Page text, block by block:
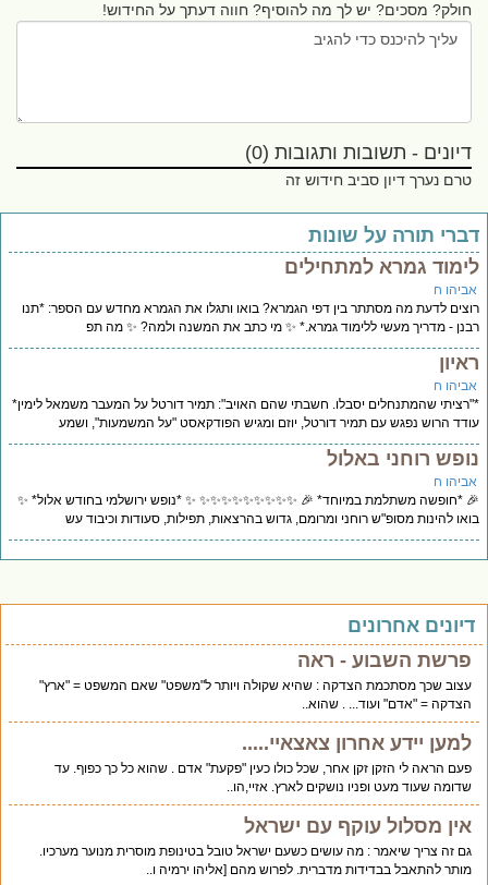
חולק? מסכים? יש לך מה להוסיף? חווה דעתך על החידוש!
דיונים - תשובות ותגובות (0)
טרם נערך דיון סביב חידוש זה
תורה על שונות
גמרא למתחילים
ח
לדעת מה מסתתר בין דפי הגמרא? בואו ותגלו את הגמרא מחדש עם הספר: *תנו
- מדריך מעשי ללימוד גמרא.* ✨ מי כתב את המשנה ולמה? ✨ מה תפ
ח
שהמתנחלים יסבלו. חשבתי שהם האויב": תמיר דורטל על המעבר משמאל לימין*
הרוש נפגש עם תמיר דורטל, יוזם ומגיש הפודקאסט "על המשמעות", ושמע
רוחני באלול
ח
*חופשה משתלמת במיוחד* 🎉 ✨✨✨✨✨✨✨✨✨ ✨ *נופש ירושלמי בחודש אלול* ✨
להינות מסופ"ש רוחני ומרומם, גדוש בהרצאות, תפילות, סעודות וכיבוד עש
אחרונים
פרשת השבוע - ראה
עצוב שכך מסתכמת הצדקה : שהיא שקולה ויותר ל"משפט" שאם המשפט = "ארץ"
הצדקה = "אדם" ועוד... . שהוא..
למען יידע אחרון צאצאיי.....
פעם הראה לי הזקן זקן אחר, שכל כולו כעין "פקעת" אדם . שהוא כל כך כפוף. עד
שדומה שעוד מעט ופניו נושקים לארץ. אזיי,הו..
אין מסלול עוקף עם ישראל
גם זה צריך שיאמר : מה עושים כשעם ישראל טובל בטינופת מוסרית מנוער מערכיו.
מותר להתאבל בבדידות מדברית. לפרוש מהם [אליהו ירמיה ו..